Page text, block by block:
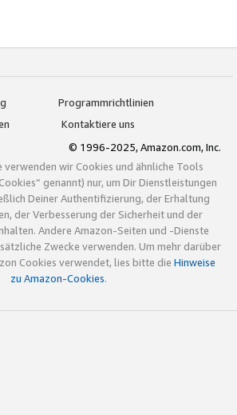
Programmrichtlinien
Kontaktiere uns
© 1996-2025, Amazon.com, Inc.
verwenden wir Cookies und ähnliche Tools
genannt) nur, um Dir Dienstleistungen
Deiner Authentifizierung, der Erhaltung
der Verbesserung der Sicherheit und der
Andere Amazon-Seiten und -Dienste
Zwecke verwenden. Um mehr darüber
Cookies verwendet, lies bitte die Hinweise
zu Amazon-Cookies.